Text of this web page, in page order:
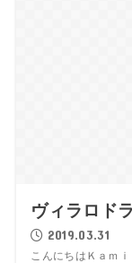
ヴィラロド
2019.03.31
こんにちはＫａｍ